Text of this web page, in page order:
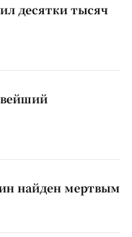
десятки тысяч
найден мертвым